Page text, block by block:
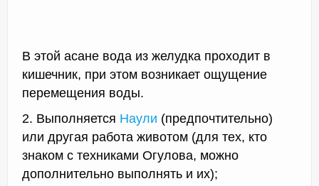
В этой асане вода из желудка проходит в
кишечник, при этом возникает ощущение
перемещения воды.
2. Выполняется Наули (предпочтительно)
или другая работа животом (для тех, кто
знаком с техниками Огулова, можно
дополнительно выполнять и их);